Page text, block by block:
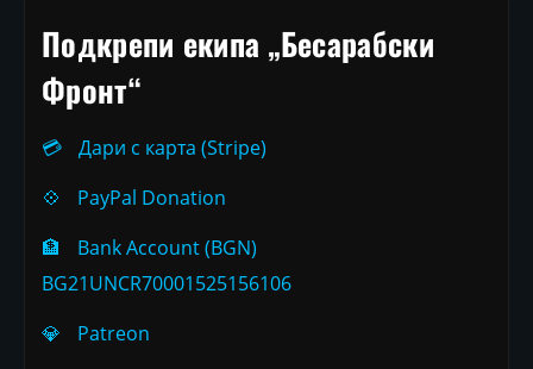
Подкрепи екипа „Бесарабски
Фронт“
💳
Дари с карта (Stripe)
💠
PayPal Donation
🏦
Bank Account (BGN)
BG21UNCR70001525156106
💎
Patreon